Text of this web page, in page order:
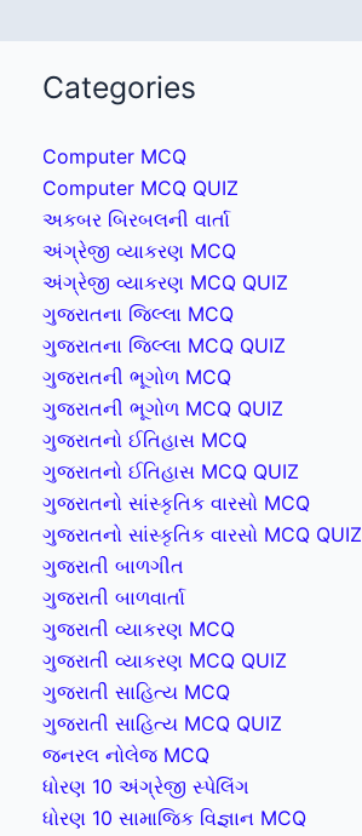
Categories
Computer MCQ
Computer MCQ QUIZ
અકબર બિરબલની વાર્તા
અંગ્રેજી વ્યાકરણ MCQ
અંગ્રેજી વ્યાકરણ MCQ QUIZ
ગુજરાતના જિલ્લા MCQ
ગુજરાતના જિલ્લા MCQ QUIZ
ગુજરાતની ભૂગોળ MCQ
ગુજરાતની ભૂગોળ MCQ QUIZ
ગુજરાતનો ઈતિહાસ MCQ
ગુજરાતનો ઈતિહાસ MCQ QUIZ
ગુજરાતનો સાંસ્કૃતિક વારસો MCQ
ગુજરાતનો સાંસ્કૃતિક વારસો MCQ QUIZ
ગુજરાતી બાળગીત
ગુજરાતી બાળવાર્તા
ગુજરાતી વ્યાકરણ MCQ
ગુજરાતી વ્યાકરણ MCQ QUIZ
ગુજરાતી સાહિત્ય MCQ
ગુજરાતી સાહિત્ય MCQ QUIZ
જનરલ નોલેજ MCQ
ધોરણ 10 અંગ્રેજી સ્પેલિંગ
ધોરણ 10 સામાજિક વિજ્ઞાન MCQ